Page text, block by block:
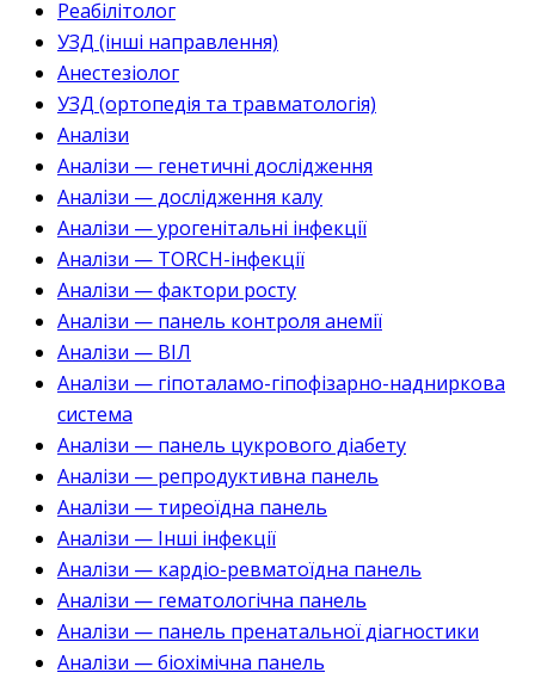
Реабілітолог
УЗД (інші направлення)
Анестезіолог
УЗД (ортопедія та травматологія)
Аналізи
Аналізи — генетичні дослідження
Аналізи — дослідження калу
Аналізи — урогенітальні інфекції
Аналізи — TORCH-інфекції
Аналізи — фактори росту
Аналізи — панель контроля анемії
Аналізи — ВІЛ
Аналізи — гіпоталамо-гіпофізарно-надниркова
система
Аналізи — панель цукрового діабету
Аналізи — репродуктивна панель
Аналізи — тиреоїдна панель
Аналізи — Інші інфекції
Аналізи — кардіо-ревматоїдна панель
Аналізи — гематологічна панель
Аналізи — панель пренатальної діагностики
Аналізи — біохімічна панель